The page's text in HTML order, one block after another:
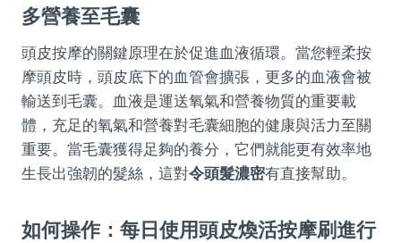
多營養至毛囊
頭皮按摩的關鍵原理在於促進血液循環。當您輕柔按
摩頭皮時，頭皮底下的血管會擴張，更多的血液會被
輸送到毛囊。血液是運送氧氣和營養物質的重要載
體，充足的氧氣和營養對毛囊細胞的健康與活力至關
重要。當毛囊獲得足夠的養分，它們就能更有效率地
生長出強韌的髮絲，這對令頭髮濃密有直接幫助。
如何操作：每日使用頭皮煥活按摩刷進行